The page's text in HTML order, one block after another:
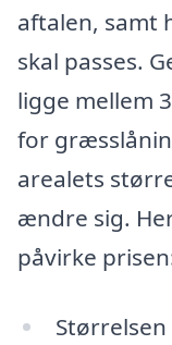
aftalen, samt
skal passes.
ligge mellem
for
arealets
ændre sig.
påvirke